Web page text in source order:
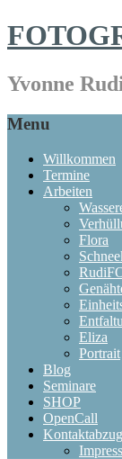
Yvonne
Menu
Willkommen
Termine
Arbeiten
Flora
Eliza
Portrait
Blog
Seminare
SHOP
OpenCall
Kontaktabzug